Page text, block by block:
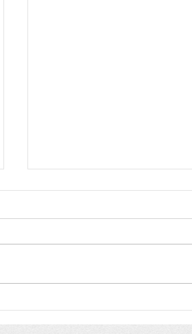
Ibama credencia projetos
de recuperação de